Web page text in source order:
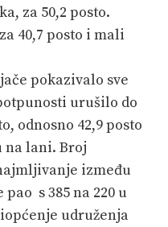
za 50,2 posto.
40,7 posto i mali
pokazivalo sve
urušilo do
odnosno 42,9 posto
na lani. Broj
između
s 385 na 220 u
udruženja